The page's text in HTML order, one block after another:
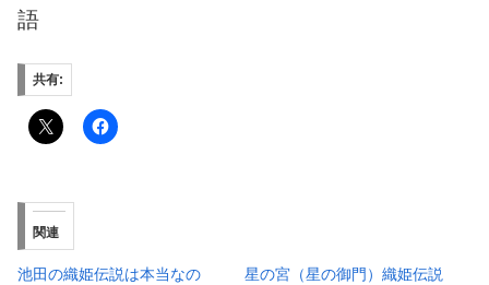
語
共有:
関連
池田の織姫伝説は本当なの
星の宮（星の御門）織姫伝説